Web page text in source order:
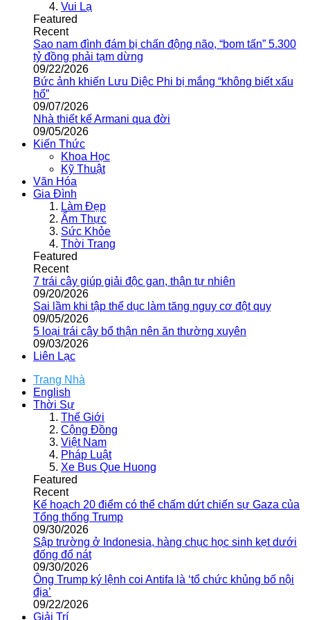
Vui Lạ
Featured
Recent
Sao nam đình đám bị chấn động não, “bom tấn” 5.300
tỷ đồng phải tạm dừng
09/22/2026
Bức ảnh khiến Lưu Diệc Phi bị mắng “không biết xấu
hổ”
09/07/2026
Nhà thiết kế Armani qua đời
09/05/2026
Kiến Thức
Khoa Học
Kỹ Thuật
Văn Hóa
Gia Đình
Làm Đẹp
Ẩm Thực
Sức Khỏe
Thời Trang
Featured
Recent
7 trái cây giúp giải độc gan, thận tự nhiên
09/20/2026
Sai lầm khi tập thể dục làm tăng nguy cơ đột quỵ
09/05/2026
5 loại trái cây bổ thận nên ăn thường xuyên
09/03/2026
Liên Lạc
Trang Nhà
English
Thời Sự
Thế Giới
Cộng Đồng
Việt Nam
Pháp Luật
Xe Bus Que Huong
Featured
Recent
Kế hoạch 20 điểm có thể chấm dứt chiến sự Gaza của
Tổng thống Trump
09/30/2026
Sập trường ở Indonesia, hàng chục học sinh kẹt dưới
đống đổ nát
09/30/2026
Ông Trump ký lệnh coi Antifa là ‘tổ chức khủng bố nội
địa’
09/22/2026
Giải Trí